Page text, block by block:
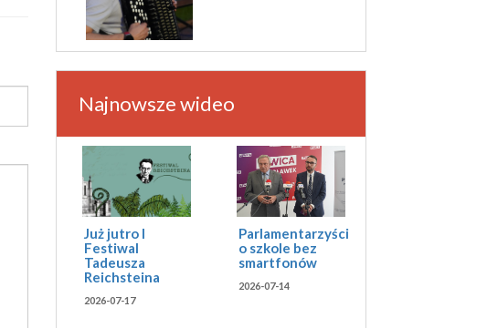
Najnowsze wideo
Już jutro I
Festiwal
Tadeusza
Reichsteina
2026-07-17
Parlamentarzyści
o szkole bez
smartfonów
2026-07-14